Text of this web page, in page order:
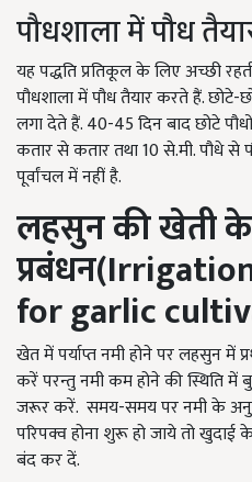
पौधशाला में पौध
यह पद्धति प्रतिकूल के लिए अच्छी
पौधशाला में पौध तैयार करते हैं. छोटे-
लगा देते हैं. 40-45 दिन बाद छोटे
कतार से कतार तथा 10 से.मी. पौधे से
पूर्वांचल में नहीं है.
लहसुन की खेती
प्रबंधन(
for garlic
खेत में पर्याप्त नमी होने पर लहसुन में
करें परन्तु नमी कम होने की स्थिति में
जरूर करें. समय-समय पर नमी के
परिपक्व होना शुरू हो जाये तो खुदाई
बंद कर दें.